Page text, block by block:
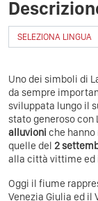
SELEZIONA LINGUA
Uno dei simboli di
da sempre
sviluppata lungo il
stato generoso con
alluvioni che
quelle del 2
alla città vittime ed
Oggi il fiume
Venezia Giulia ed il